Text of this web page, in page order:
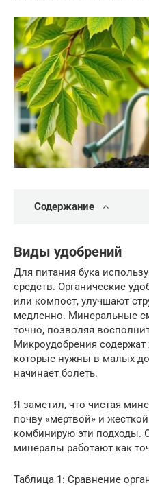
Содержание
Виды удобрений
Для питания бука
средств. Органические
или компост, улучшают
медленно. Минеральные
точно, позволяя
Микроудобрения
которые нужны в малых
начинает болеть.
Я заметил, что чистая
почву «мертвой» и
комбинирую эти подходы.
минералы работают как
Таблица 1: Сравнение